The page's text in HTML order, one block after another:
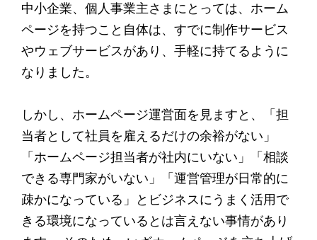
中小企業、個人事業主さまにとっては、ホーム
ページを持つこと自体は、すでに制作サービス
やウェブサービスがあり、手軽に持てるように
なりました。
しかし、ホームページ運営面を見ますと、「担
当者として社員を雇えるだけの余裕がない」
「ホームページ担当者が社内にいない」「相談
できる専門家がいない」「運営管理が日常的に
疎かになっている」とビジネスにうまく活用で
きる環境になっているとは言えない事情があり